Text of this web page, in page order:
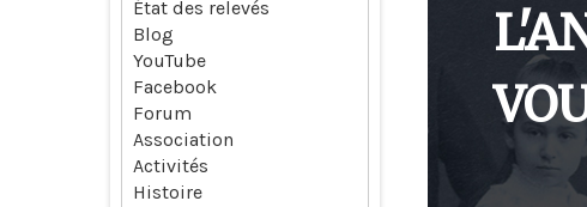
État des relevés
Blog
YouTube
Facebook
Forum
Association
Activités
Histoire